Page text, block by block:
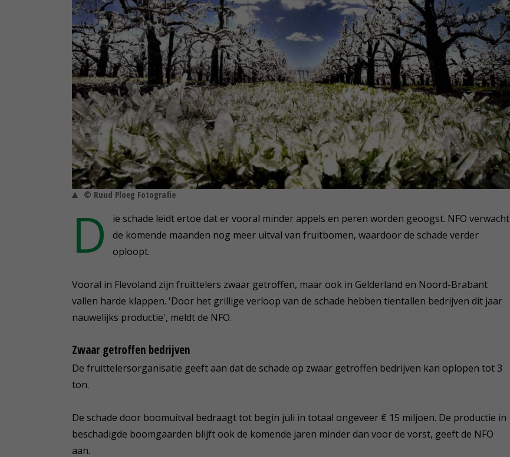
© Ruud Ploeg Fotografie
D
ie schade leidt ertoe dat er vooral minder appels en peren worden geoogst. NFO verwacht
de komende maanden nog meer uitval van fruitbomen, waardoor de schade verder
oploopt.
Vooral in Flevoland zijn fruittelers zwaar getroffen, maar ook in Gelderland en Noord-Brabant
vallen harde klappen. 'Door het grillige verloop van de schade hebben tientallen bedrijven dit jaar
nauwelijks productie', meldt de NFO.
Zwaar getroffen bedrijven
De fruittelersorganisatie geeft aan dat de schade op zwaar getroffen bedrijven kan oplopen tot 3
ton.
De schade door boomuitval bedraagt tot begin juli in totaal ongeveer € 15 miljoen. De productie in
beschadigde boomgaarden blijft ook de komende jaren minder dan voor de vorst, geeft de NFO
aan.